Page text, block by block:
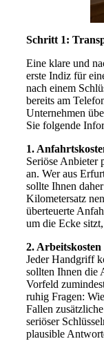
Schritt 1:
Eine klare und
erste Indiz für
nach einem
bereits am
Unternehmen
Sie folgende
1.
Seriöse Anbieter
an. Wer aus
sollte Ihnen
Kilometersatz
überteuerte
um die Ecke
2. Arbeitskosten
Jeder Handgriff
sollten Ihnen die
Vorfeld
ruhig Fragen:
Fallen
seriöser
plausible